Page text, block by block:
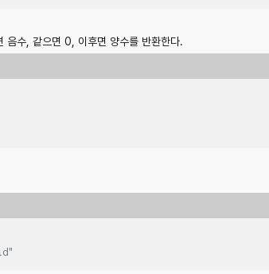
수, 같으면 0, 이후면 양수를 반환한다.